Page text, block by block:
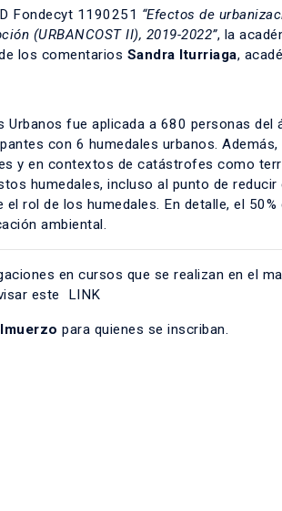
Fondecyt 1190251 “Efectos de
(URBANCOST II), 2019-2022”, la
los comentarios Sandra Iturriaga,
Urbanos fue aplicada a 680 personas
con 6 humedales urbanos.
y en contextos de catástrofes como
humedales, incluso al punto de
rol de los humedales. En detalle, el
ambiental.
en cursos que se realizan en el
este LINK
para quienes se inscriban.